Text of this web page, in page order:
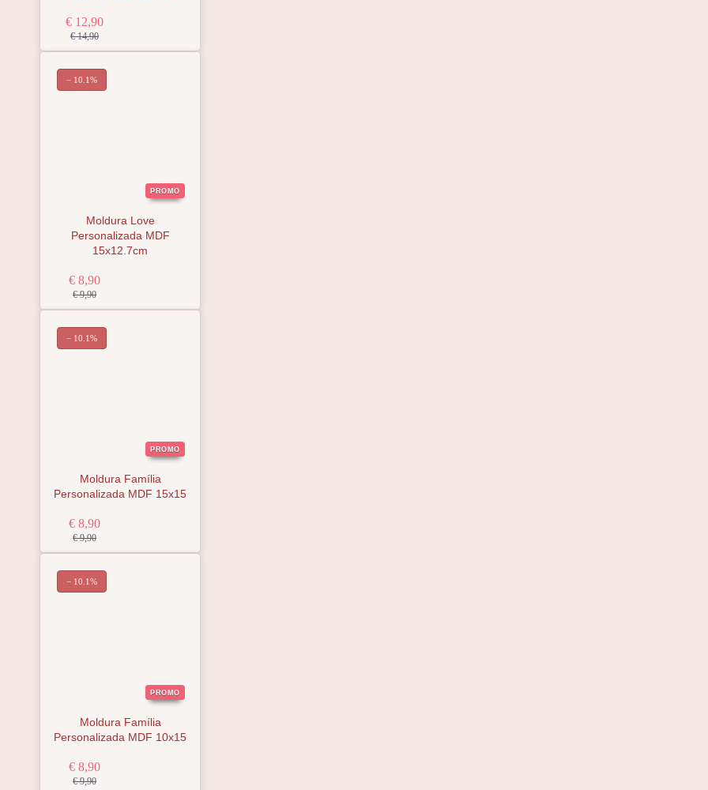
€ 12,90
€ 14,90
PROMO
Moldura Love
Personalizada MDF
15x12.7cm
€ 8,90
€ 9,90
− 10.1%
PROMO
Moldura Família
Personalizada MDF 15x15
€ 8,90
€ 9,90
− 10.1%
PROMO
Moldura Família
Personalizada MDF 10x15
€ 8,90
€ 9,90
− 10.1%